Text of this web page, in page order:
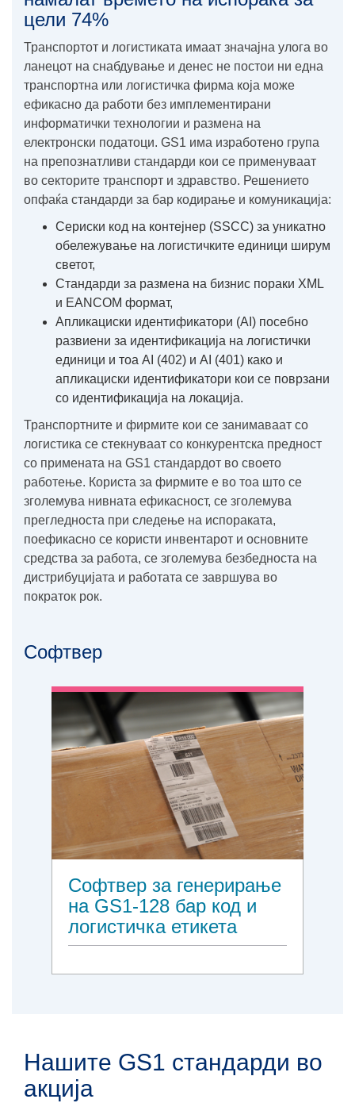
цели 74%
Транспортот и логистиката имаат значајна улога во
ланецот на снабдување и денес не постои ни една
транспортна или логистичка фирма која може
ефикасно да работи без имплементирани
информатички технологии и размена на
електронски податоци. GS1 има изработено група
на препознатливи стандарди кои се применуваат
во секторите транспорт и здравство. Решението
опфаќа стандарди за бар кодирање и комуникација:
Сериски код на контејнер (SSCC) за уникатно
обележување на логистичките единици ширум
светот,
Стандарди за размена на бизнис пораки XML
и EANCOM формат,
Aпликациски идентификатори (AI) посебно
развиени за идентификација на логистички
единици и тоа AI (402) и AI (401) како и
апликациски идентификатори кои се поврзани
со идентификација на локација.
Транспортните и фирмите кои се занимаваат со
логистика се стекнуваат со конкурентска предност
со примената на GS1 стандардот во своето
работење. Користа за фирмите е во тоа што се
зголемува нивната ефикасност, се зголемува
прегледноста при следење на испораката,
поефикасно се користи инвентарот и основните
средства за работа, се зголемува безбедноста на
дистрибуцијата и работата се завршува во
пократок рок.
Софтвер
Софтвер за генерирање
на GS1-128 бар код и
логистичка етикета
Нашите GS1 стандарди во
акција